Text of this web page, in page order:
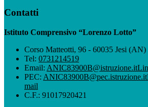
Contatti
Istituto Comprensivo “Lorenzo Lotto”
Corso Matteotti, 96 - 60035 Jesi (AN)
Tel: 0731214519
Email: ANIC83900B@istruzione.it
PEC: ANIC83900B@pec.istruzione.it
mail
C.F.: 91017920421